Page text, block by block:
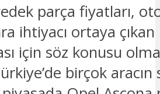
parça fiyatları,
ihtiyacı ortaya
için söz konusu
birçok aracın